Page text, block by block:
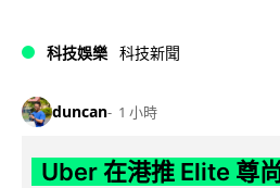
科技娛樂 科技新聞
duncan 1 小時
Uber 在港推 Elite 尊